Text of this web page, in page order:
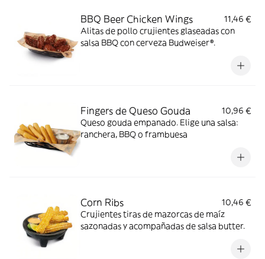
BBQ Beer Chicken Wings
11,46 €
Alitas de pollo crujientes glaseadas con
salsa BBQ con cerveza Budweiser®.
Fingers de Queso Gouda
10,96 €
Queso gouda empanado. Elige una salsa:
ranchera, BBQ o frambuesa
Corn Ribs
10,46 €
Crujientes tiras de mazorcas de maíz
sazonadas y acompañadas de salsa butter.